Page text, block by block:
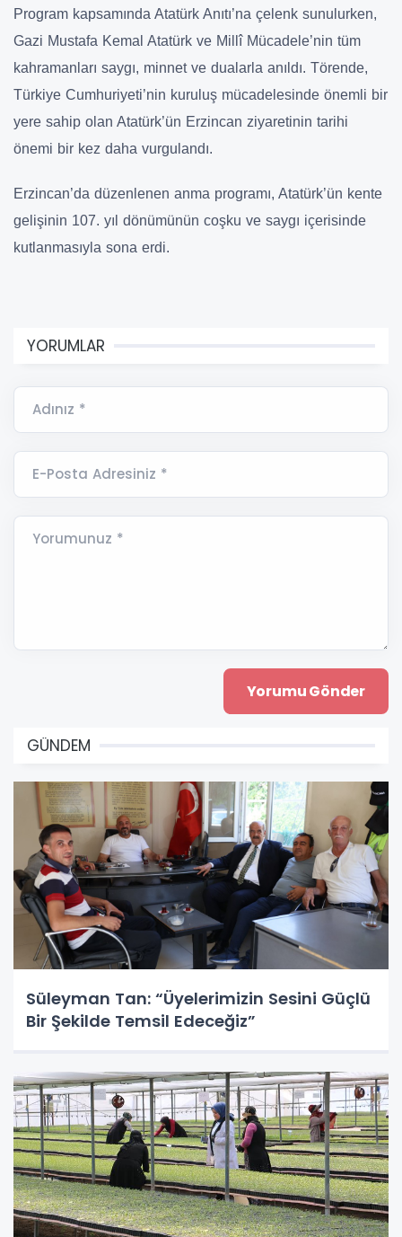
Program kapsamında Atatürk Anıtı’na çelenk sunulurken,
Gazi Mustafa Kemal Atatürk ve Millî Mücadele’nin tüm
kahramanları saygı, minnet ve dualarla anıldı. Törende,
Türkiye Cumhuriyeti’nin kuruluş mücadelesinde önemli bir
yere sahip olan Atatürk’ün Erzincan ziyaretinin tarihi
önemi bir kez daha vurgulandı.
Erzincan’da düzenlenen anma programı, Atatürk’ün kente
gelişinin 107. yıl dönümünün coşku ve saygı içerisinde
kutlanmasıyla sona erdi.
YORUMLAR
Adınız *
E-Posta Adresiniz *
Yorumunuz *
GÜNDEM
Süleyman Tan: “Üyelerimizin Sesini Güçlü
Bir Şekilde Temsil Edeceğiz”